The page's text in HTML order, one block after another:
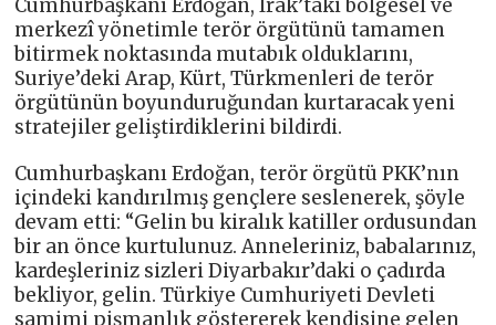
Cumhurbaşkanı Erdoğan, Irak’taki bölgesel ve
merkezî yönetimle terör örgütünü tamamen
bitirmek noktasında mutabık olduklarını,
Suriye’deki Arap, Kürt, Türkmenleri de terör
örgütünün boyunduruğundan kurtaracak yeni
stratejiler geliştirdiklerini bildirdi.
Cumhurbaşkanı Erdoğan, terör örgütü PKK’nın
içindeki kandırılmış gençlere seslenerek, şöyle
devam etti: “Gelin bu kiralık katiller ordusundan
bir an önce kurtulunuz. Anneleriniz, babalarınız,
kardeşleriniz sizleri Diyarbakır’daki o çadırda
bekliyor, gelin. Türkiye Cumhuriyeti Devleti
samimi pişmanlık göstererek kendisine gelen